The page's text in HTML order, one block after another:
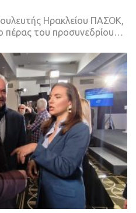
Ηρακλείου ΠΑΣΟΚ,
πέρας του προσυνεδρίου…